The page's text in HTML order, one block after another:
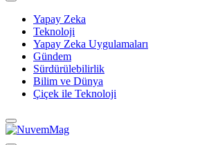
Yapay Zeka
Teknoloji
Yapay Zeka Uygulamaları
Gündem
Sürdürülebilirlik
Bilim ve Dünya
Çiçek ile Teknoloji